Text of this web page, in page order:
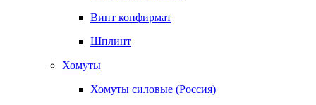
Винт конфирмат
Шплинт
Хомуты
Хомуты силовые (Россия)